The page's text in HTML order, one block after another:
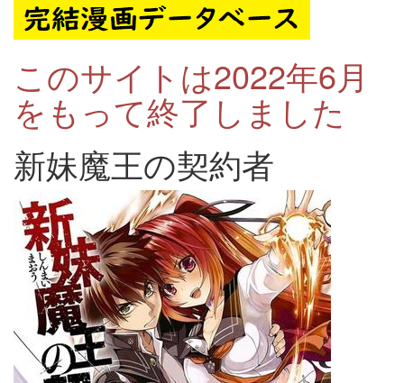
このサイトは2022年6月
をもって終了しました
新妹魔王の契約者